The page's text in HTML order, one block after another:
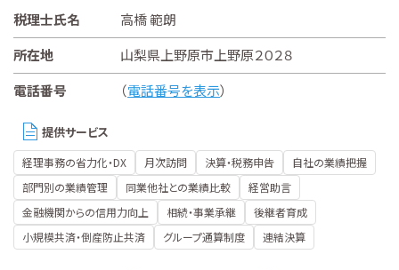
税理士氏名
高橋 範朗
所在地
山梨県上野原市上野原２０２８
電話番号
（電話番号を表示）
提供サービス
経理事務の省力化・DX 月次訪問 決算・税務申告
自社の業績把握
部門別の業績管理
同業他社との業績比較
経営助言
金融機関からの信用力向上
相続・事業承継
後継者育成
小規模共済・倒産防止共済
グループ通算制度 連結決算